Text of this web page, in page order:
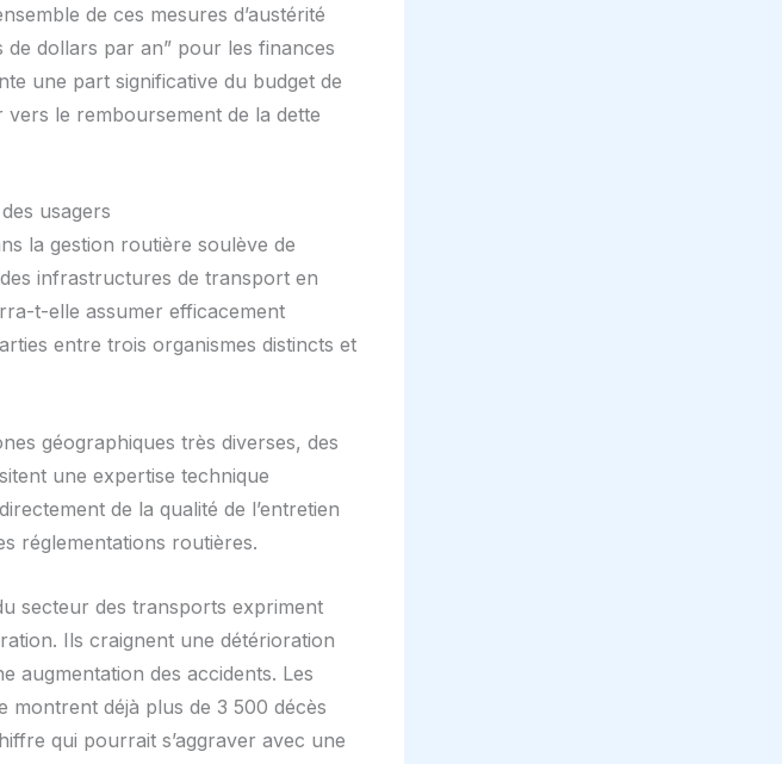
de ces mesures d’austérité
de dollars par an” pour les finances
une part significative du budget de
vers le remboursement de la dette
usagers
la gestion routière soulève de
infrastructures de transport en
t-elle assumer efficacement
entre trois organismes distincts et
géographiques très diverses, des
une expertise technique
de la qualité de l’entretien
réglementations routières.
secteur des transports expriment
Ils craignent une détérioration
augmentation des accidents. Les
montrent déjà plus de 3 500 décès
qui pourrait s’aggraver avec une